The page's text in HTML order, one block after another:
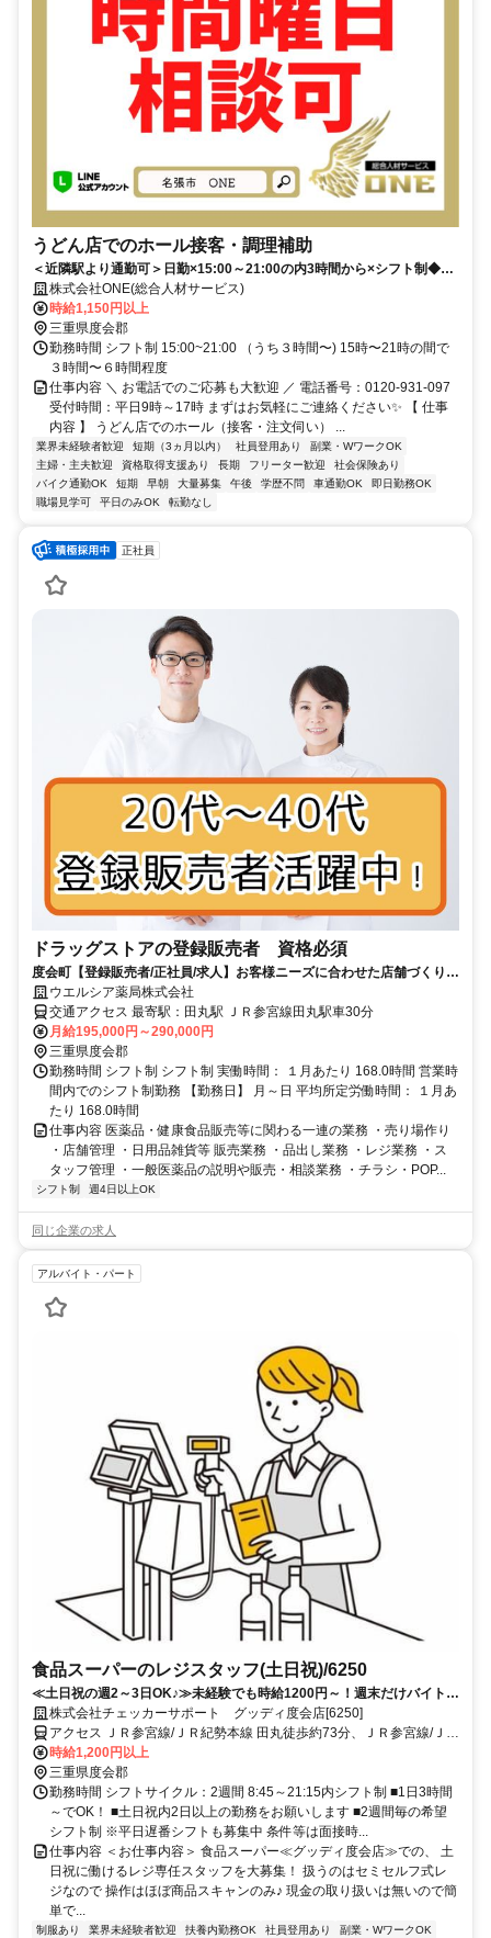
うどん店でのホール接客・調理補助
＜近隣駅より通勤可＞日勤×15:00～21:00の内3時間から×シフト制◆学
生・フリーター歓迎！賄い付きうどん店
株式会社ONE(総合人材サービス)
時給1,150円以上
三重県度会郡
勤務時間 シフト制 15:00~21:00 （うち３時間〜) 15時〜21時の間で
３時間〜６時間程度
仕事内容 ＼ お電話でのご応募も大歓迎 ／ 電話番号：0120-931-097
受付時間：平日9時～17時 まずはお気軽にご連絡ください✨ 【 仕事
内容 】 うどん店でのホール（接客・注文伺い） ...
業界未経験者歓迎 短期（3ヵ月以内） 社員登用あり
副業・WワークOK
主婦・主夫歓迎
資格取得支援あり 長期 フリーター歓迎
社会保険あり
バイク通勤OK
短期 早朝 大量募集 午後 学歴不問 車通勤OK
即日勤務OK
職場見学可
平日のみOK 転勤なし
正社員
ドラッグストアの登録販売者 資格必須
度会町【登録販売者/正社員/求人】お客様ニーズに合わせた店舗づくり★
現場スタッフの意見を店舗へ直接反映！アットホームな社風が魅力♪
ウエルシア薬局株式会社
交通アクセス 最寄駅：田丸駅 ＪＲ参宮線田丸駅車30分
月給195,000円～290,000円
三重県度会郡
勤務時間 シフト制 シフト制 実働時間： １月あたり 168.0時間 営業時
間内でのシフト制勤務 【勤務日】 月～日 平均所定労働時間： １月あ
たり 168.0時間
仕事内容 医薬品・健康食品販売等に関わる一連の業務 ・売り場作り
・店舗管理 ・日用品雑貨等 販売業務 ・品出し業務 ・レジ業務 ・ス
タッフ管理 ・一般医薬品の説明や販売・相談業務 ・チラシ・POP...
シフト制 週4日以上OK
同じ企業の求人
アルバイト・パート
食品スーパーのレジスタッフ(土日祝)/6250
≪土日祝の週2～3日OK♪≫未経験でも時給1200円～！週末だけバイトし
たい学生さん歓迎！
株式会社チェッカーサポート グッディ度会店[6250]
アクセス ＪＲ参宮線/ＪＲ紀勢本線 田丸徒歩約73分、ＪＲ参宮線/ＪＲ
紀勢本線 宮川徒歩約95分、ＪＲ参宮線/ＪＲ紀勢本線 山田上口徒歩約
100分
時給1,200円以上
三重県度会郡
勤務時間 シフトサイクル：2週間 8:45～21:15内シフト制 ■1日3時間
～でOK！ ■土日祝内2日以上の勤務をお願いします ■2週間毎の希望
シフト制 ※平日遅番シフトも募集中 条件等は面接時...
仕事内容 ＜お仕事内容＞ 食品スーパー≪グッディ度会店≫での、 土
日祝に働けるレジ専任スタッフを大募集！ 扱うのはセミセルフ式レ
ジなので 操作はほぼ商品スキャンのみ♪ 現金の取り扱いは無いので簡
単で...
制服あり 業界未経験者歓迎 扶養内勤務OK 社員登用あり
副業・WワークOK